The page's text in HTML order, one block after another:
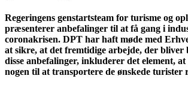
Regeringens genstartsteam for turisme og
præsenterer anbefalinger til at få gang i
coronakrisen. DPT har haft møde med
at sikre, at det fremtidige arbejde, der bliver
disse anbefalinger, inkluderer det element,
nogen til at transportere de ønskede